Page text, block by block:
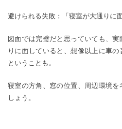
避けられる失敗：「寝室が大通りに
図面では完璧だと思っていても、
りに面していると、想像以上に車
ということも。
寝室の方角、窓の位置、周辺環境を
しょう。